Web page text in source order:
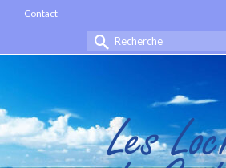
Contact
Rechercher :